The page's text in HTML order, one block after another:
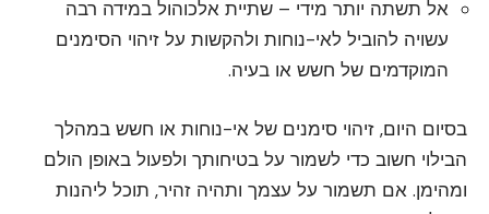
אל תשתה יותר מידי – שתיית אלכוהול במידה רבה
עשויה להוביל לאי-נוחות ולהקשות על זיהוי הסימנים
המוקדמים של חשש או בעיה.
בסיום היום, זיהוי סימנים של אי-נוחות או חשש במהלך
הבילוי חשוב כדי לשמור על בטיחותך ולפעול באופן הולם
ומהימן. אם תשמור על עצמך ותהיה זהיר, תוכל ליהנות